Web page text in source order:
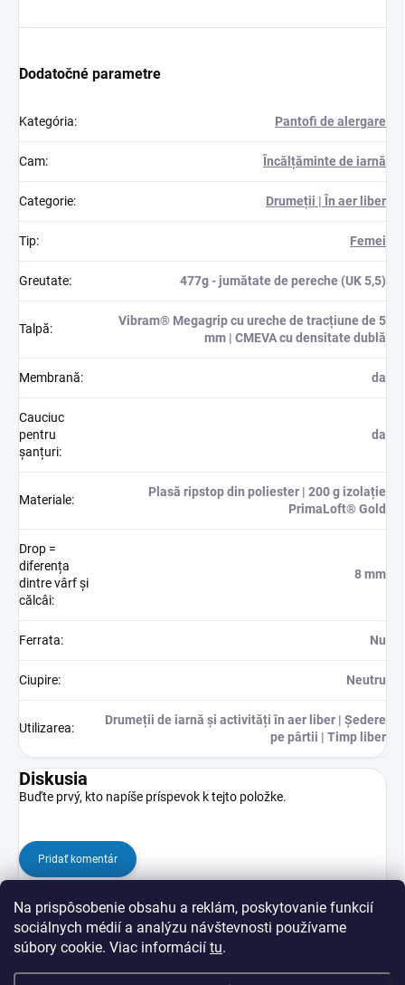
Na prispôsobenie obsahu a reklám, poskytovanie funkcií
sociálnych médií a analýzu návštevnosti používame
súbory cookie. Viac informácií tu.
Dodatočné parametre
Kategória: Pantofi de alergare
Cam: Încălțăminte de iarnă
Categorie: Drumeții | În aer liber
Tip: Femei
Greutate: 477g - jumătate de pereche (UK 5,5)
Talpă:
Vibram® Megagrip cu ureche de tracțiune de 5
mm | CMEVA cu densitate dublă
Membrană: da
Cauciuc
pentru
șanțuri:
da
Materiale:
Plasă ripstop din poliester | 200 g izolație
PrimaLoft® Gold
Drop =
diferența
dintre vârf și
călcâi:
8 mm
Ferrata: Nu
Ciupire: Neutru
Utilizarea:
Drumeții de iarnă și activități în aer liber | Ședere
pe pârtii | Timp liber
Diskusia
Buďte prvý, kto napíše príspevok k tejto položke.
Pridať komentár